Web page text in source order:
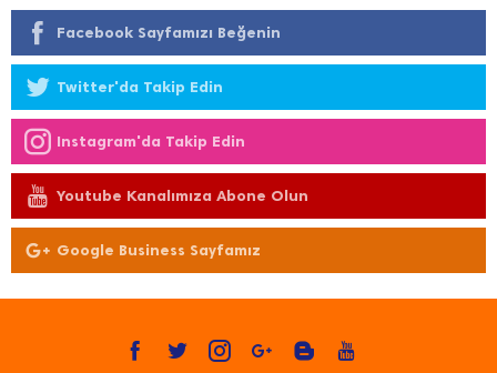
Facebook Sayfamızı Beğenin
Twitter'da Takip Edin
Instagram'da Takip Edin
Youtube Kanalımıza Abone Olun
Google Business Sayfamız